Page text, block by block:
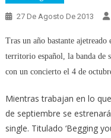
27 De Agosto De 2013
Tras un año bastante
territorio español, la banda de
con un concierto el 4 de
Mientras trabajan en lo
de septiembre se
single. Titulado ‘Begging